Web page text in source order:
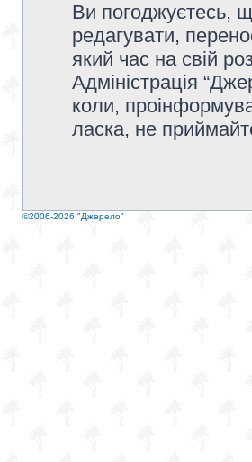
Ви погоджуєтесь,
редагувати,
який час на свій
Адміністрація
коли,
ласка, не
©2006-2026 "Джерело"